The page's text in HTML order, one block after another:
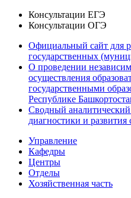
Консультации ЕГЭ
Консультации ОГЭ
Официальный сайт для
государственных
О проведении
осуществления
государственными
Республике
Сводный
диагностики и
Управление
Кафедры
Центры
Отделы
Хозяйственная часть